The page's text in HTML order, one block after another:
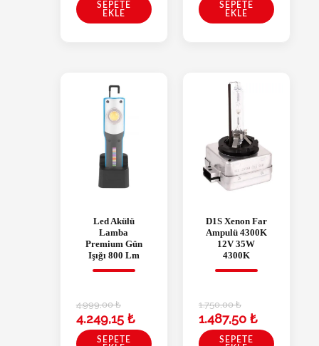
SEPETE
EKLE
SEPETE
EKLE
Led Akülü
Lamba
Premium Gün
Işığı 800 Lm
4.999,00₺
4.249,15 ₺
SEPETE
D1S Xenon Far
Ampulü 4300K
12V 35W
4300K
1.750,00₺
1.487,50 ₺
SEPETE